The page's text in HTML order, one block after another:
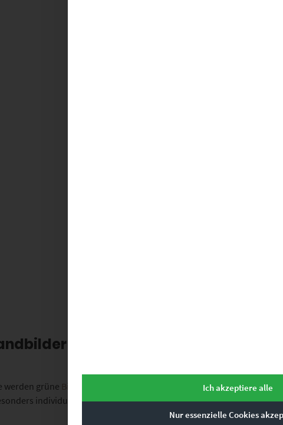
mit Grün – Seelenbalsam
werden grüne Bilder für das Wohnzimmer
ausgewählt, die mit
individuell. Das Blatt wendet sich, wenn grüne Wandbilder
Ich akzeptiere alle
Nur essenzielle Cookies